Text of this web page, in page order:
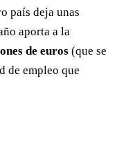
país deja unas
aporta a la
de euros (que se
de empleo que